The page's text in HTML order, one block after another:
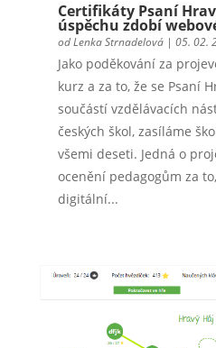
Certifikáty Psaní
úspěchu zdobí
odLenka Strnadelová| 05. 02.
Jako poděkování za
kurz a za to, že se Psaní
součástí vzdělávacích
českých škol, zasíláme
všemi deseti. Jedná o
ocenění pedagogům za
digitální...